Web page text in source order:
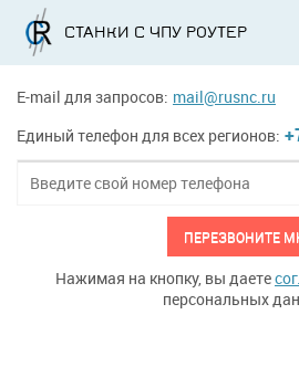
СТАНКИ С ЧПУ РОУТЕР
E-mail для запросов: mail@rusnc.ru
Единый телефон для всех регионов:
ПЕРЕЗВОНИТЕ
Нажимая на кнопку, вы даете
персональных